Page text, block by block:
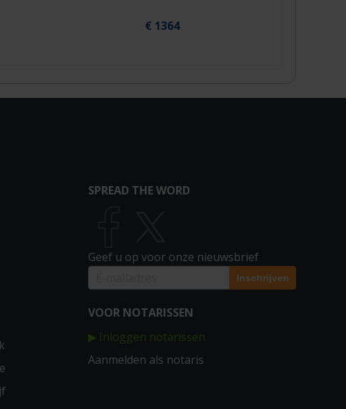
€ 1364
SPREAD THE WORD
Geef u op voor onze nieuwsbrief
VOOR NOTARISSEN
▶ Inloggen notarissen
Aanmelden als notaris